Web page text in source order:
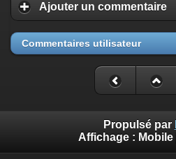
Ajouter un commentaire
Commentaires utilisateur
Propulsé par
Affichage : Mobile